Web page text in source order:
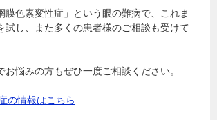
膜色素変性症」という眼の難病で、これま
試し、また多くの患者様のご相談も受けて
お悩みの方もぜひ一度ご相談ください。
の情報はこちら